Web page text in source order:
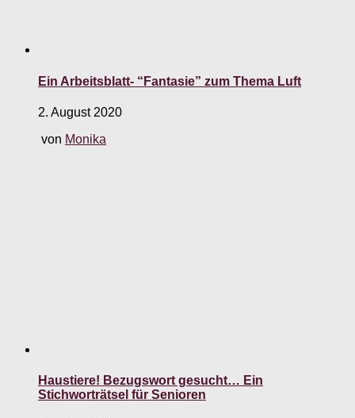
Ein Arbeitsblatt- “Fantasie” zum Thema Luft
2. August 2020
von Monika
Haustiere! Bezugswort gesucht… Ein
Stichworträtsel für Senioren